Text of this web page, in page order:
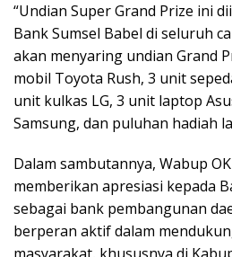
“Undian Super Grand Prize ini
Bank Sumsel Babel di seluruh
akan menyaring undian Grand
mobil Toyota Rush, 3 unit
unit kulkas LG, 3 unit laptop
Samsung, dan puluhan hadiah
Dalam sambutannya, Wabup
memberikan apresiasi kepada
sebagai bank pembangunan
berperan aktif dalam